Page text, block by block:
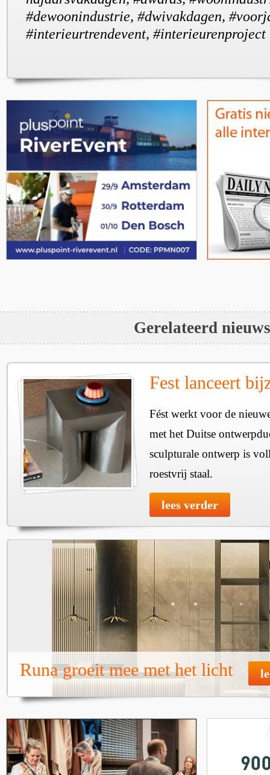
#dewoonindustrie, #dwivakdagen,
#interieurtrendevent, #interieurenproject
Gerelateerd nieuws
Fest lanceert
Fést werkt voor de
met het Duitse
sculpturale ontwerp is
roestvrij staal.
lees verder
Runa groeit mee met het licht